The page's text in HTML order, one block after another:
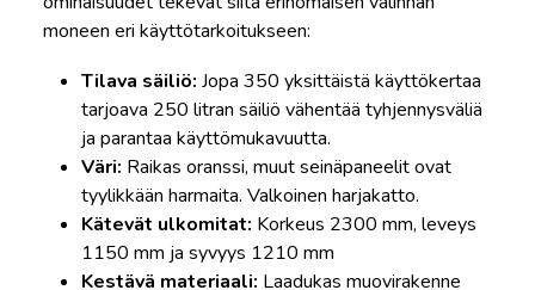
moneen eri käyttötarkoitukseen:
Tilava säiliö: Jopa 350 yksittäistä käyttökertaa
tarjoava 250 litran säiliö vähentää tyhjennysväliä
ja parantaa käyttömukavuutta.
Väri: Raikas oranssi, muut seinäpaneelit ovat
tyylikkään harmaita. Valkoinen harjakatto.
Kätevät ulkomitat: Korkeus 2300 mm, leveys
1150 mm ja syvyys 1210 mm
Kestävä materiaali: Laadukas muovirakenne